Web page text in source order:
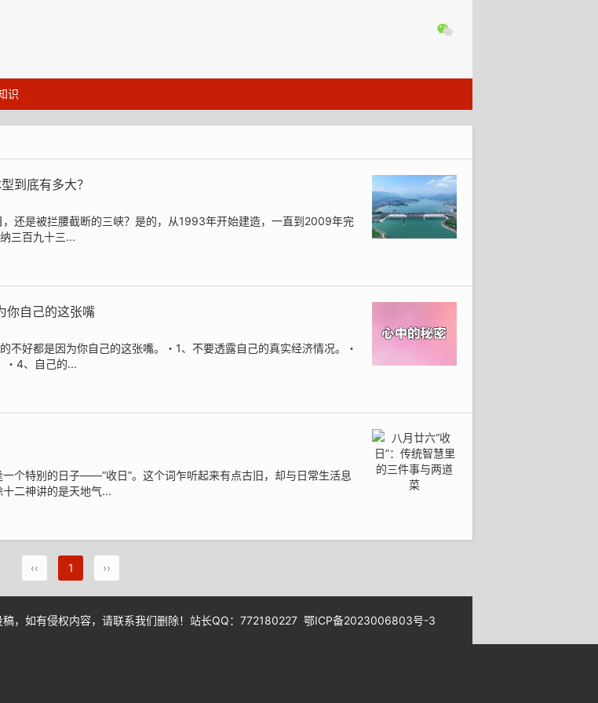
识
到底有多大？
还是被拦腰截断的三峡？是的，从1993年开始建造，一直到2009年完
三百九十三...
你自己的这张嘴
好都是因为你自己的这张嘴。・1、不要透露自己的真实经济情况。・
・4、自己的...
个特别的日子——“收日”。这个词乍听起来有点古旧，却与日常生活息
二神讲的是天地气...
‹‹ 1 ››
，如有侵权内容，请联系我们删除！站长QQ：772180227 鄂ICP备2023006803号-3